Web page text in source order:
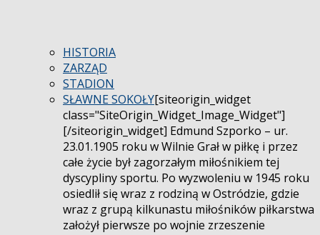
HISTORIA
ZARZĄD
STADION
SŁAWNE SOKOŁY[siteorigin_widget
class="SiteOrigin_Widget_Image_Widget"]
[/siteorigin_widget] Edmund Szporko – ur.
23.01.1905 roku w Wilnie Grał w piłkę i przez
całe życie był zagorzałym miłośnikiem tej
dyscypliny sportu. Po wyzwoleniu w 1945 roku
osiedlił się wraz z rodziną w Ostródzie, gdzie
wraz z grupą kilkunastu miłośników piłkarstwa
założył pierwsze po wojnie zrzeszenie